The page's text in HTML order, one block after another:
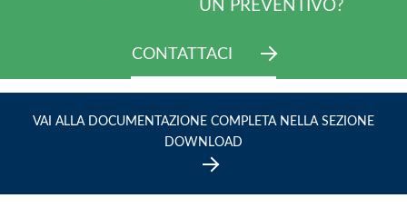
UN PREVENTIVO?
CONTATTACI
VAI ALLA DOCUMENTAZIONE COMPLETA NELLA SEZIONE
DOWNLOAD